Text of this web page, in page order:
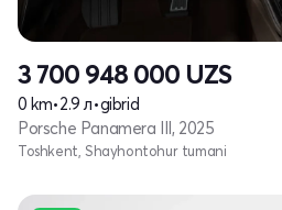
3 700 948 000 UZS
0 km•2.9 л•gibrid
Porsche Panamera III, 2025
Toshkent, Shayhontohur tumani